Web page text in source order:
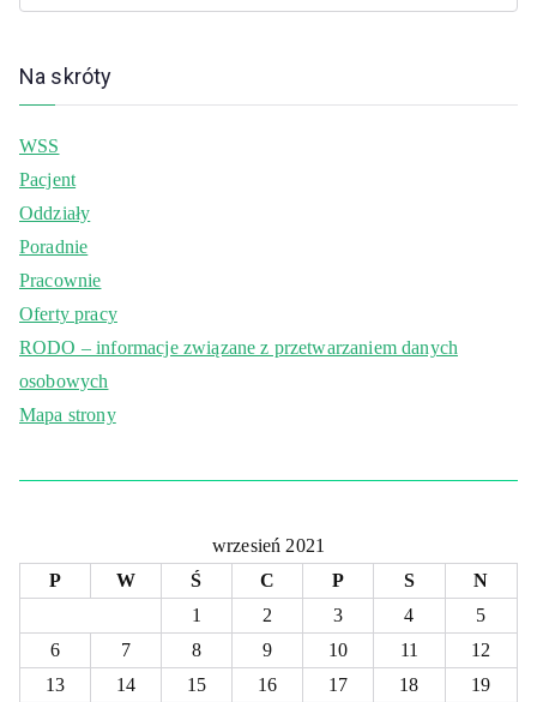
Na skróty
WSS
Pacjent
Oddziały
Poradnie
Pracownie
Oferty pracy
RODO – informacje związane z przetwarzaniem danych
osobowych
Mapa strony
wrzesień 2021
P
W Ś C P S
N
1
2 3 4
5
6
7 8 9 10 11
12
13
14 15 16 17 18
19